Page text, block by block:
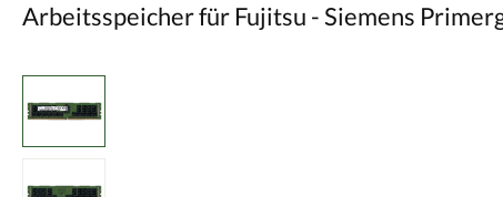
Arbeitsspeicher für Fujitsu - Siemens